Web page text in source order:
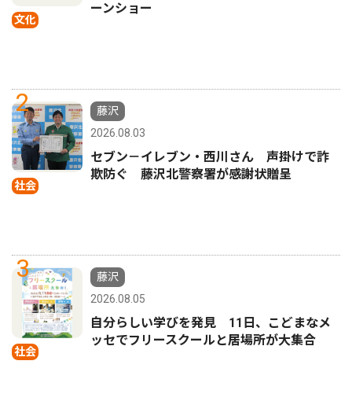
文化
ーンショー
2
社会
藤沢
2026.08.03
セブン－イレブン・西川さん 声掛けで詐
欺防ぐ 藤沢北警察署が感謝状贈呈
3
社会
藤沢
2026.08.05
自分らしい学びを発見 11日、こどまなメ
ッセでフリースクールと居場所が大集合